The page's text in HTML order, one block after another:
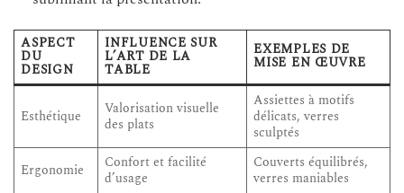
ASPECT
DU
DESIGN
INFLUENCE SUR
L’ART DE LA
TABLE
EXEMPLES DE
MISE EN ŒUVRE
Esthétique
Valorisation visuelle
des plats
Assiettes à motifs
délicats, verres
sculptés
Ergonomie
Confort et facilité
d’usage
Couverts équilibrés,
verres maniables